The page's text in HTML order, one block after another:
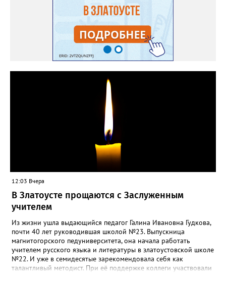
12:03 Вчера
В Златоусте прощаются с Заслуженным
учителем
Из жизни ушла выдающийся педагог Галина Ивановна Гудкова,
почти 40 лет руководившая школой №23. Выпускница
магнитогорского педуниверситета, она начала работать
учителем русского языка и литературы в златоустовской школе
№22. И уже в семидесятые зарекомендовала себя как
талантливый методист. При её поддержке коллеги участвовали